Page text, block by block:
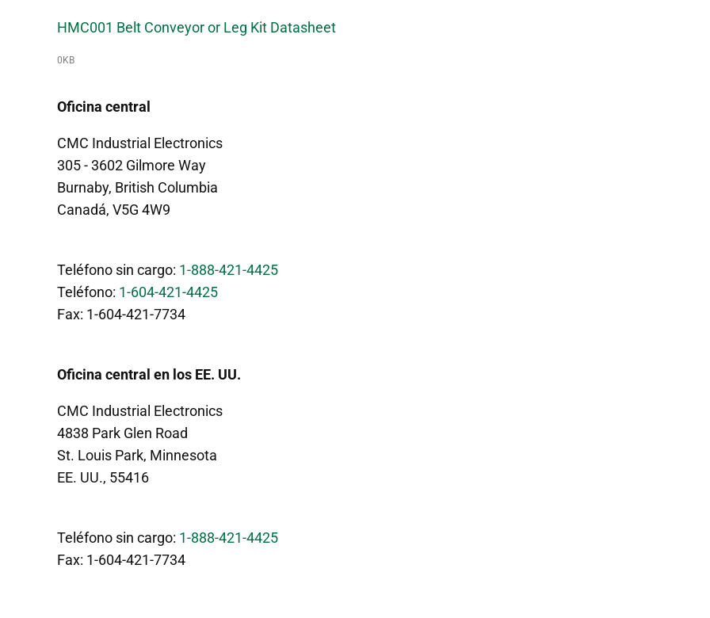
HMC001 Belt Conveyor or Leg Kit Datasheet
0KB
Oficina central
CMC Industrial Electronics
305 - 3602 Gilmore Way
Burnaby, British Columbia
Canadá, V5G 4W9
Teléfono sin cargo: 1-888-421-4425
Teléfono: 1-604-421-4425
Fax: 1-604-421-7734
Oficina central en los EE. UU.
CMC Industrial Electronics
4838 Park Glen Road
St. Louis Park, Minnesota
EE. UU., 55416
Teléfono sin cargo: 1-888-421-4425
Fax: 1-604-421-7734